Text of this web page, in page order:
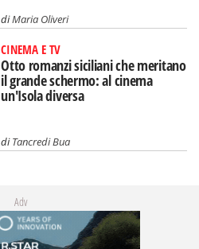
diMaria Oliveri
CINEMA E TV
Otto romanzi siciliani che meritano
il grande schermo: al cinema
un'Isola diversa
diTancredi Bua
Adv